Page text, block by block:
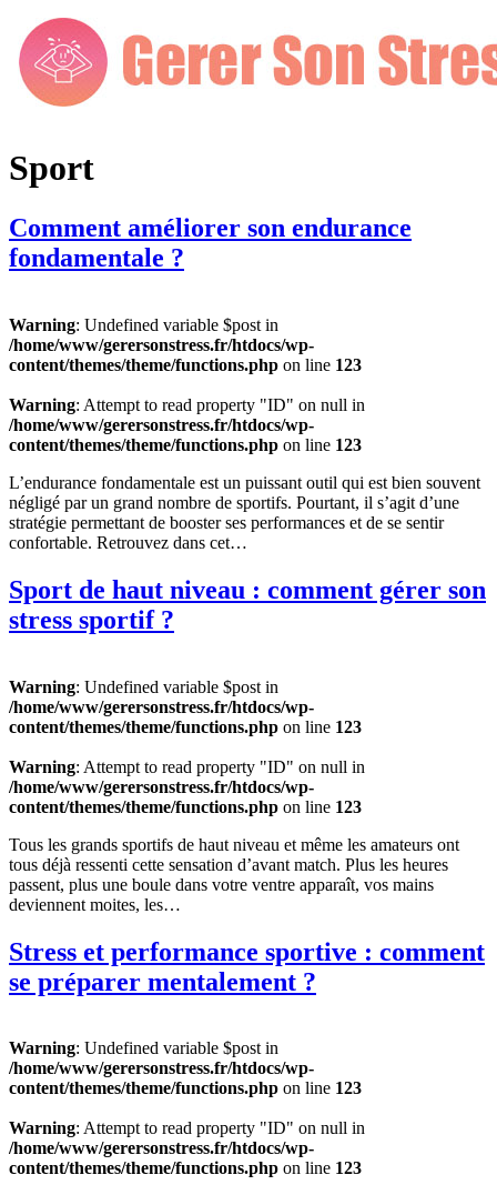
Sport
Comment améliorer son endurance
fondamentale ?
Warning: Undefined variable $post in
/home/www/gerersonstress.fr/htdocs/wp-
content/themes/theme/functions.php on line 123
Warning: Attempt to read property "ID" on null in
/home/www/gerersonstress.fr/htdocs/wp-
content/themes/theme/functions.php on line 123
L’endurance fondamentale est un puissant outil qui est bien souvent
négligé par un grand nombre de sportifs. Pourtant, il s’agit d’une
stratégie permettant de booster ses performances et de se sentir
confortable. Retrouvez dans cet…
Sport de haut niveau : comment gérer son
stress sportif ?
Warning: Undefined variable $post in
/home/www/gerersonstress.fr/htdocs/wp-
content/themes/theme/functions.php on line 123
Warning: Attempt to read property "ID" on null in
/home/www/gerersonstress.fr/htdocs/wp-
content/themes/theme/functions.php on line 123
Tous les grands sportifs de haut niveau et même les amateurs ont
tous déjà ressenti cette sensation d’avant match. Plus les heures
passent, plus une boule dans votre ventre apparaît, vos mains
deviennent moites, les…
Stress et performance sportive : comment
se préparer mentalement ?
Warning: Undefined variable $post in
/home/www/gerersonstress.fr/htdocs/wp-
content/themes/theme/functions.php on line 123
Warning: Attempt to read property "ID" on null in
/home/www/gerersonstress.fr/htdocs/wp-
content/themes/theme/functions.php on line 123